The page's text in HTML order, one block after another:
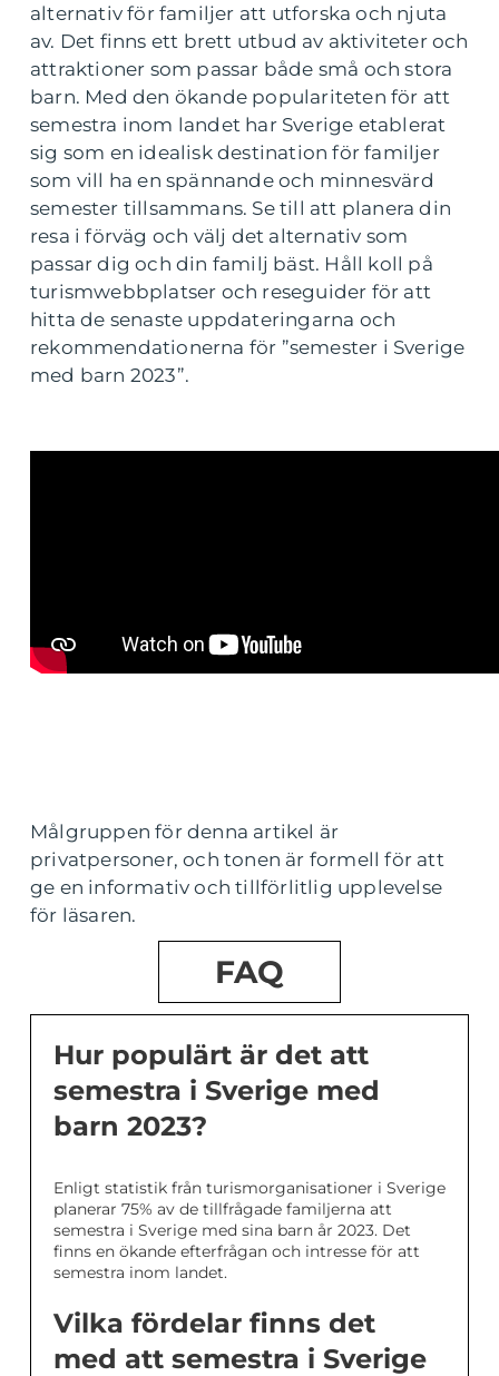
alternativ för familjer att utforska och njuta
av. Det finns ett brett utbud av aktiviteter och
attraktioner som passar både små och stora
barn. Med den ökande populariteten för att
semestra inom landet har Sverige etablerat
sig som en idealisk destination för familjer
som vill ha en spännande och minnesvärd
semester tillsammans. Se till att planera din
resa i förväg och välj det alternativ som
passar dig och din familj bäst. Håll koll på
turismwebbplatser och reseguider för att
hitta de senaste uppdateringarna och
rekommendationerna för ”semester i Sverige
med barn 2023”.
Målgruppen för denna artikel är
privatpersoner, och tonen är formell för att
ge en informativ och tillförlitlig upplevelse
för läsaren.
FAQ
Hur populärt är det att
semestra i Sverige med
barn 2023?
Enligt statistik från turismorganisationer i Sverige
planerar 75% av de tillfrågade familjerna att
semestra i Sverige med sina barn år 2023. Det
finns en ökande efterfrågan och intresse för att
semestra inom landet.
Vilka fördelar finns det
med att semestra i Sverige